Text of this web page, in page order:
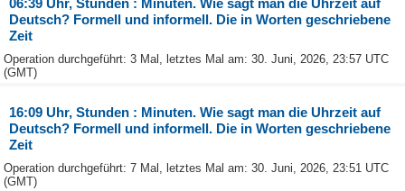
06:39 Uhr, Stunden : Minuten. Wie sagt man die Uhrzeit auf
Deutsch? Formell und informell. Die in Worten geschriebene
Zeit
Operation durchgeführt: 3 Mal, letztes Mal am: 30. Juni, 2026, 23:57 UTC
(GMT)
16:09 Uhr, Stunden : Minuten. Wie sagt man die Uhrzeit auf
Deutsch? Formell und informell. Die in Worten geschriebene
Zeit
Operation durchgeführt: 7 Mal, letztes Mal am: 30. Juni, 2026, 23:51 UTC
(GMT)